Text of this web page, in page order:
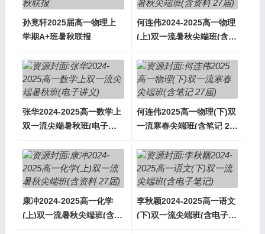
孙竟轩2025届高一物理上
学期A+班暑秋联报
何连伟2024-2025高一物理
(上)双一流暑秋尖端班(含资
张华2024-2025高一数学上
双一流尖端暑秋班(电子讲
何连伟2025高一物理(下)双
一流寒春尖端班(含笔记 27
康冲2024-2025高一化学
(上)双一流暑秋尖端班(含资
李秋颖2024-2025高一语文
(下)双一流尖端班(含电子笔